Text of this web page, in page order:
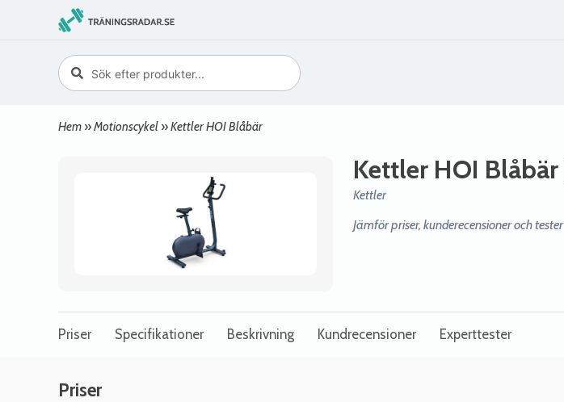
Hem »Motionscykel »Kettler HOI Blåbär
Kettler HOI Blåbär
Kettler
Jämför priser, kunderecensioner och tester
Priser Specifikationer Beskrivning Kundrecensioner Experttester
Priser